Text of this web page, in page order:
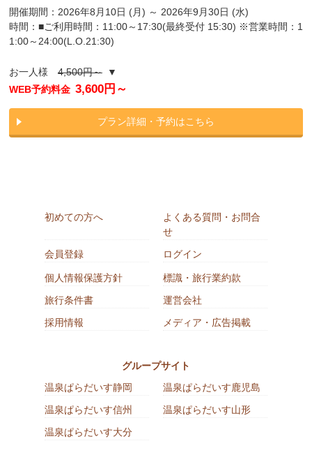
開催期間：2026年8月10日 (月) ～ 2026年9月30日 (水)
時間：■ご利用時間：11:00～17:30(最終受付 15:30) ※営業時間：1
1:00～24:00(L.O.21:30)
お一人様4,500円～▼
WEB予約料金 3,600円～
プラン詳細・予約はこちら
初めての方へ
よくある質問・お問合
せ
会員登録
ログイン
個人情報保護方針
標識・旅行業約款
旅行条件書
運営会社
採用情報
メディア・広告掲載
グループサイト
温泉ぱらだいす静岡
温泉ぱらだいす鹿児島
温泉ぱらだいす信州
温泉ぱらだいす山形
温泉ぱらだいす大分